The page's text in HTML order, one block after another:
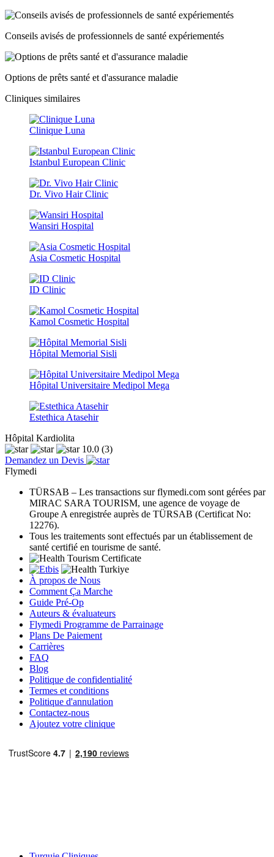
Conseils avisés de professionnels de santé expériementés
Options de prêts santé et d'assurance maladie
Cliniques similaires
Clinique Luna
Istanbul European Clinic
Dr. Vivo Hair Clinic
Wansiri Hospital
Asia Cosmetic Hospital
ID Clinic
Kamol Cosmetic Hospital
Hôpital Memorial Sisli
Hôpital Universitaire Medipol Mega
Estethica Atasehir
Hôpital Kardiolita
10.0 (3)
Demandez un Devis
Flymedi
TÜRSAB – Les transactions sur flymedi.com sont gérées par
MIRAC SARA TOURISM, une agence de voyage de
Groupe A enregistrée auprès de TÜRSAB (Certificat No:
12276).
Tous les traitements sont effectués par un établissement de
santé certifié en tourisme de santé.
À propos de Nous
Comment Ça Marche
Guide Pré-Op
Auteurs & évaluateurs
Flymedi Programme de Parrainage
Plans De Paiement
Carrières
FAQ
Blog
Politique de confidentialité
Termes et conditions
Politique d'annulation
Contactez-nous
Ajoutez votre clinique